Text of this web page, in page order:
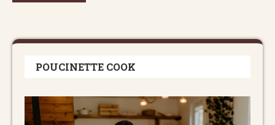
POUCINETTE COOK